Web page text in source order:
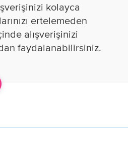
kolayca
ertelemeden
alışverişiniz​i
faydalanabilirsiniz.​